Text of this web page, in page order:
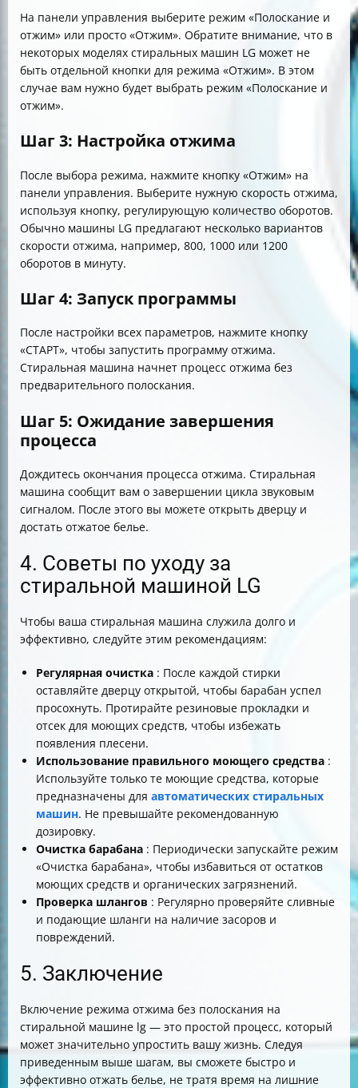
На панели управления выберите режим «Полоскание и
отжим» или просто «Отжим». Обратите внимание, что в
некоторых моделях стиральных машин LG может не
быть отдельной кнопки для режима «Отжим». В этом
случае вам нужно будет выбрать режим «Полоскание и
отжим».
Шаг 3: Настройка отжима
После выбора режима, нажмите кнопку «Отжим» на
панели управления. Выберите нужную скорость отжима,
используя кнопку, регулирующую количество оборотов.
Обычно машины LG предлагают несколько вариантов
скорости отжима, например, 800, 1000 или 1200
оборотов в минуту.
Шаг 4: Запуск программы
После настройки всех параметров, нажмите кнопку
«СТАРТ», чтобы запустить программу отжима.
Стиральная машина начнет процесс отжима без
предварительного полоскания.
Шаг 5: Ожидание завершения
процесса
Дождитесь окончания процесса отжима. Стиральная
машина сообщит вам о завершении цикла звуковым
сигналом. После этого вы можете открыть дверцу и
достать отжатое белье.
4. Советы по уходу за
стиральной машиной LG
Чтобы ваша стиральная машина служила долго и
эффективно, следуйте этим рекомендациям:
Регулярная очистка : После каждой стирки
оставляйте дверцу открытой, чтобы барабан успел
просохнуть. Протирайте резиновые прокладки и
отсек для моющих средств, чтобы избежать
появления плесени.
Использование правильного моющего средства :
Используйте только те моющие средства, которые
предназначены для автоматических стиральных
машин. Не превышайте рекомендованную
дозировку.
Очистка барабана : Периодически запускайте режим
«Очистка барабана», чтобы избавиться от остатков
моющих средств и органических загрязнений.
Проверка шлангов : Регулярно проверяйте сливные
и подающие шланги на наличие засоров и
повреждений.
5. Заключение
Включение режима отжима без полоскания на
стиральной машине lg — это простой процесс, который
может значительно упростить вашу жизнь. Следуя
приведенным выше шагам, вы сможете быстро и
эффективно отжать белье, не тратя время на лишние